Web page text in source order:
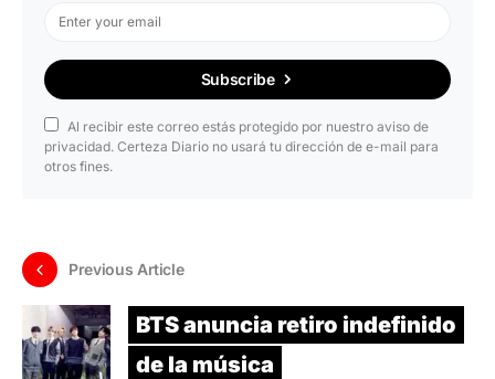
Subscribe
Al recibir este correo estás protegido por nuestro aviso de
privacidad. Certeza Diario no usará tu dirección de e-mail para
otros fines.
Previous Article
BTS anuncia retiro indefinido
de la música